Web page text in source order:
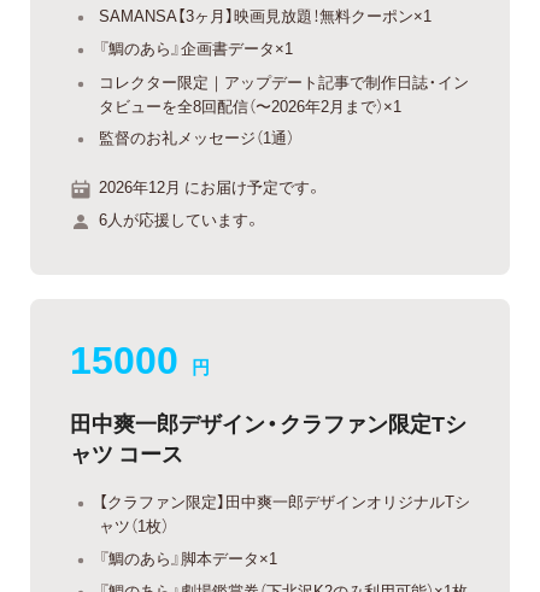
SAMANSA【3ヶ月】映画見放題！無料クーポン×1
『鯛のあら』企画書データ×1
コレクター限定｜アップデート記事で制作日誌・イン
タビューを全8回配信（〜2026年2月まで）×1
監督のお礼メッセージ（1通）
2026年12月 にお届け予定です。
6人が応援しています。
15000 円
田中爽一郎デザイン・クラファン限定Tシ
ャツ コース
【クラファン限定】田中爽一郎デザインオリジナルTシ
ャツ（1枚）
『鯛のあら』脚本データ×1